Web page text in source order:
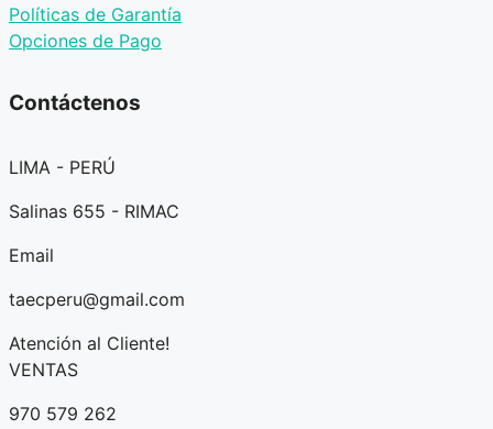
Políticas de Garantía
Opciones de Pago
Contáctenos
LIMA - PERÚ
Salinas 655 - RIMAC
Email
taecperu@gmail.com
Atención al Cliente!
VENTAS
970 579 262